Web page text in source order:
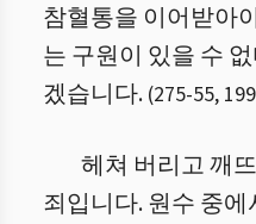
참혈통을 이어받아
는 구원이 있을 수
겠습니다. (275-55,
헤쳐 버리고 깨
죄입니다. 원수 중